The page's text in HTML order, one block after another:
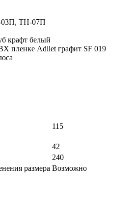
ТН-07П
крафт белый
Adilet графит SF 019
115
42
240
размера Возможно